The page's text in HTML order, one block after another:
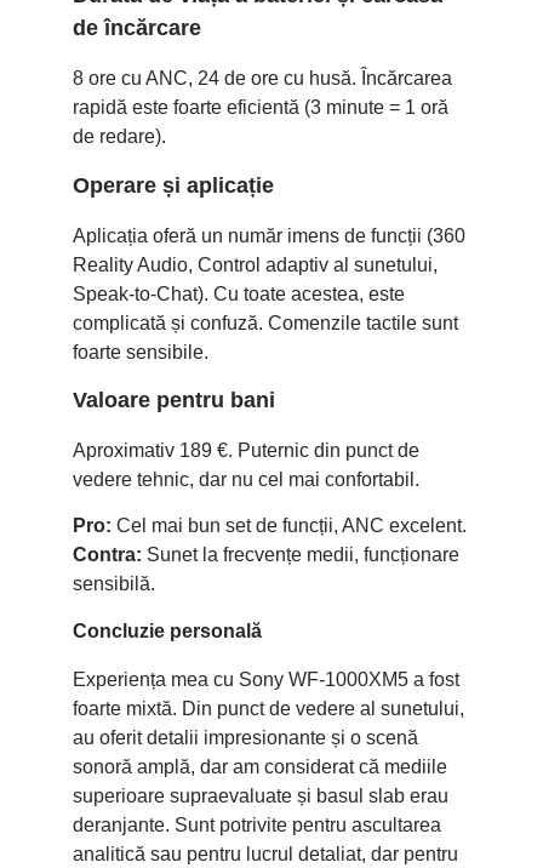
de încărcare
8 ore cu ANC, 24 de ore cu husă. Încărcarea
rapidă este foarte eficientă (3 minute = 1 oră
de redare).
Operare și aplicație
Aplicația oferă un număr imens de funcții (360
Reality Audio, Control adaptiv al sunetului,
Speak-to-Chat). Cu toate acestea, este
complicată și confuză. Comenzile tactile sunt
foarte sensibile.
Valoare pentru bani
Aproximativ 189 €. Puternic din punct de
vedere tehnic, dar nu cel mai confortabil.
Pro: Cel mai bun set de funcții, ANC excelent.
Contra: Sunet la frecvențe medii, funcționare
sensibilă.
Concluzie personală
Experiența mea cu Sony WF-1000XM5 a fost
foarte mixtă. Din punct de vedere al sunetului,
au oferit detalii impresionante și o scenă
sonoră amplă, dar am considerat că mediile
superioare supraevaluate și basul slab erau
deranjante. Sunt potrivite pentru ascultarea
analitică sau pentru lucrul detaliat, dar pentru